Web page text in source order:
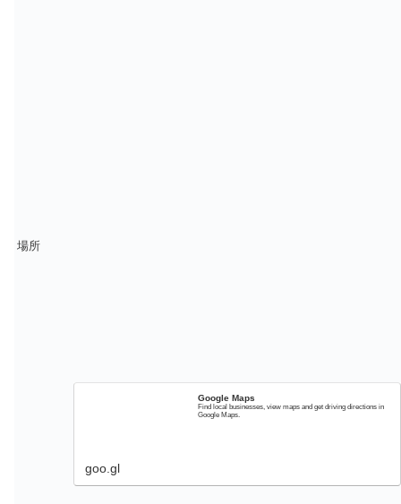
場所
Google Maps
Find local businesses, view maps and get driving directions in
Google Maps.
goo.gl